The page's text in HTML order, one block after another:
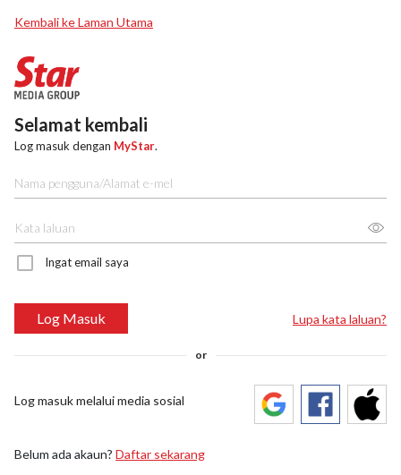
Kembali ke Laman Utama
Selamat kembali
Log masuk dengan MyStar.
Ingat email saya
Log Masuk Lupa kata laluan?
or
Log masuk melalui media sosial
Belum ada akaun? Daftar sekarang